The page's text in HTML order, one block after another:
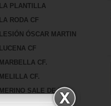
LA PLANTILLA
LA RODA CF
LESIÓN ÓSCAR MARTIN
LUCENA CF
MARBELLA CF.
MELILLA CF.
MERINO SALE DE LA